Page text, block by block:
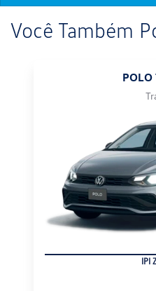
Você Também
POLO
IPI